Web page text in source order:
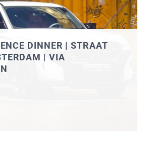
DINNER | STRAAT
| VIA